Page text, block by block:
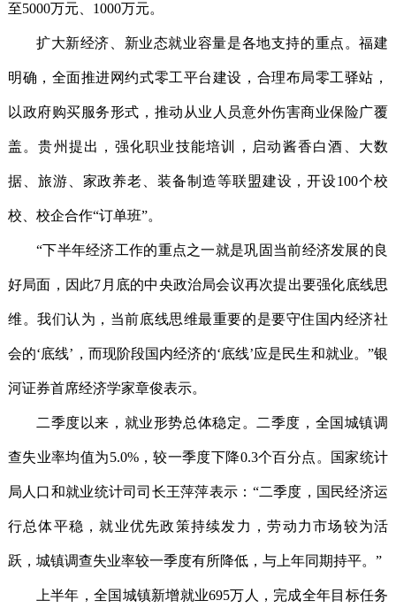
至5000万元、1000万元。
扩大新经济、新业态就业容量是各地支持的重点。福建
明确，全面推进网约式零工平台建设，合理布局零工驿站，
以政府购买服务形式，推动从业人员意外伤害商业保险广覆
盖。贵州提出，强化职业技能培训，启动酱香白酒、大数
据、旅游、家政养老、装备制造等联盟建设，开设100个校
校、校企合作“订单班”。
“下半年经济工作的重点之一就是巩固当前经济发展的良
好局面，因此7月底的中央政治局会议再次提出要强化底线思
维。我们认为，当前底线思维最重要的是要守住国内经济社
会的‘底线’，而现阶段国内经济的‘底线’应是民生和就业。”银
河证券首席经济学家章俊表示。
二季度以来，就业形势总体稳定。二季度，全国城镇调
查失业率均值为5.0%，较一季度下降0.3个百分点。国家统计
局人口和就业统计司司长王萍萍表示：“二季度，国民经济运
行总体平稳，就业优先政策持续发力，劳动力市场较为活
跃，城镇调查失业率较一季度有所降低，与上年同期持平。”
上半年，全国城镇新增就业695万人，完成全年目标任务